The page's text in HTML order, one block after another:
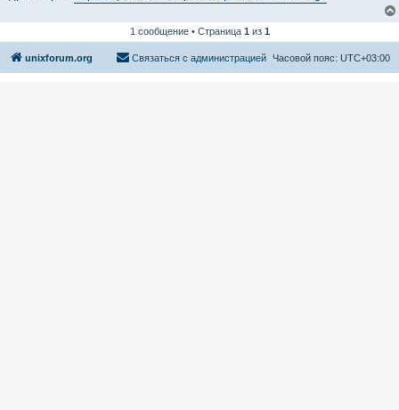
1 сообщение • Страница 1из 1
unixforum.org Часовой пояс: UTC+03:00
Связаться с администрацией